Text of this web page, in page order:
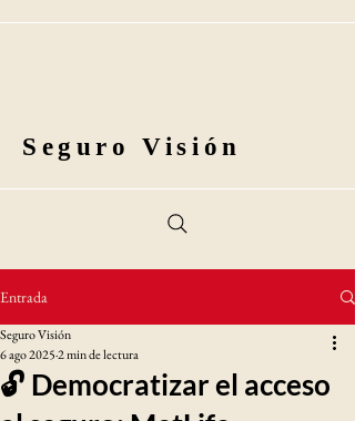
Seguro Visión
Entrada
🔓 Democratizar el acceso
Seguro Visión
6 ago 20252 min de lectura